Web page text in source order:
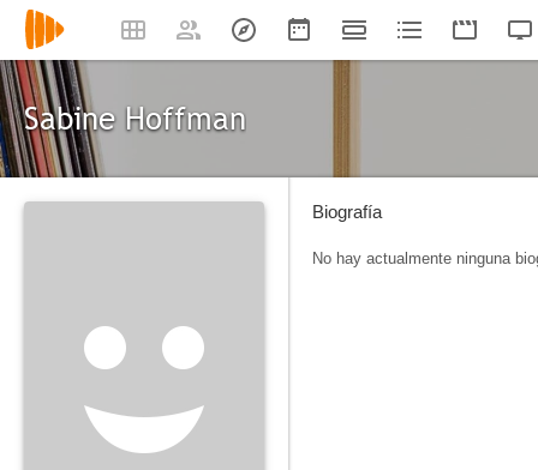
Sabine Hoffman
Biografía
No hay actualmente ninguna